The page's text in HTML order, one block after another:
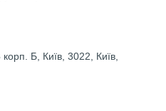
Б, Київ, 3022, Київ,